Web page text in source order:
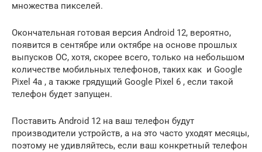
множества пикселей.
Окончательная готовая версия Android 12, вероятно,
появится в сентябре или октябре на основе прошлых
выпусков ОС, хотя, скорее всего, только на небольшом
количестве мобильных телефонов, таких как и Google
Pixel 4a , а также грядущий Google Pixel 6 , если такой
телефон будет запущен.
Поставить Android 12 на ваш телефон будут
производители устройств, а на это часто уходят месяцы,
поэтому не удивляйтесь, если ваш конкретный телефон